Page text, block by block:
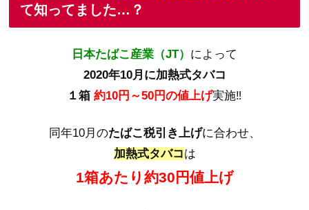
て知ってました…？
日本たばこ産業（JT） によって
2020年10月に加熱式タバコ
１箱 約10円～50円の値上げ実施‼
同年10月のたばこ税引き上げに合わせ、
加熱式タバコは
1箱あたり約30円値上げ